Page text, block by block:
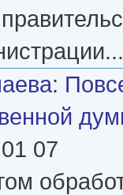
:
07